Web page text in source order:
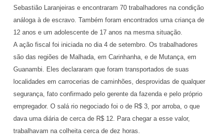
Sebastião Laranjeiras e encontraram 70 trabalhadores na condição
análoga à de escravo. Também foram encontrados uma criança de
12 anos e um adolescente de 17 anos na mesma situação.
A ação fiscal foi iniciada no dia 4 de setembro. Os trabalhadores
são das regiões de Malhada, em Carinhanha, e de Mutança, em
Guanambi. Eles declararam que foram transportados de suas
localidades em carrocerias de caminhões, desprovidas de qualquer
segurança, fato confirmado pelo gerente da fazenda e pelo próprio
empregador. O salá rio negociado foi o de R$ 3, por arroba, o que
dava uma diária de cerca de R$ 12. Para chegar a esse valor,
trabalhavam na colheita cerca de dez horas.